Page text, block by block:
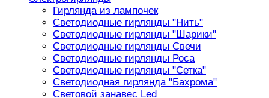
Гирлянда из лампочек
Светодиодные гирлянды "Нить"
Светодиодные гирлянды "Шарики"
Светодиодные гирлянды Свечи
Светодиодные гирлянды Роса
Светодиодные гирлянды "Сетка"
Светодиодная гирлянда "Бахрома"
Световой занавес Led